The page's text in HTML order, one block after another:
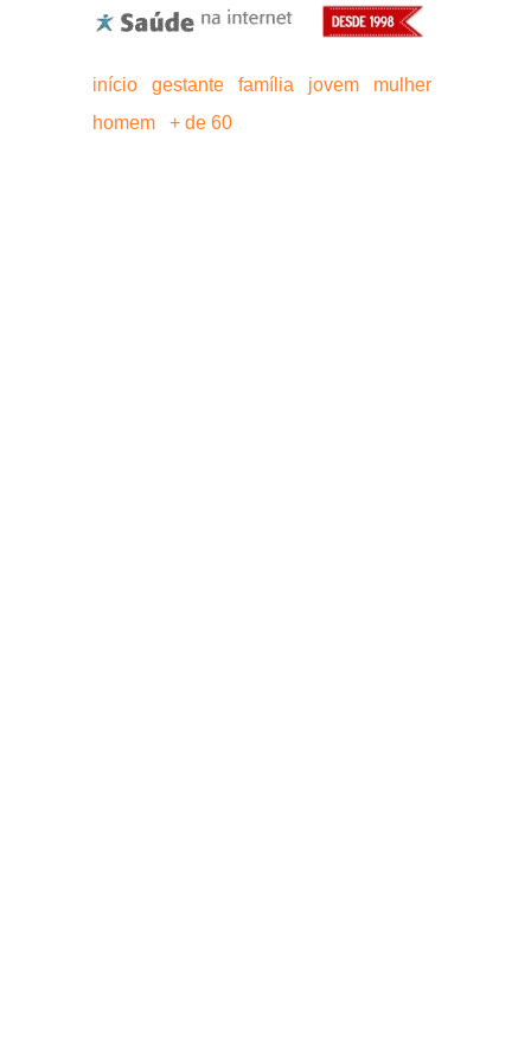
início gestante família jovem
mulher
homem
+ de 60